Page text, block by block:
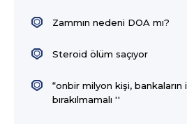
Zammın nedeni DOA mı?
Steroid ölüm saçıyor
“onbir milyon kişi, bankaların
bırakılmamalı ''